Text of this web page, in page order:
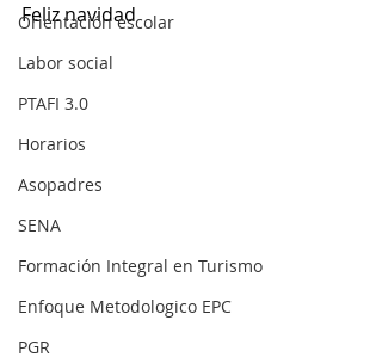
Orientación escolar
Labor social
PTAFI 3.0
Horarios
Asopadres
SENA
Formación Integral en Turismo
Enfoque Metodologico EPC
PGR
Feliz navidad